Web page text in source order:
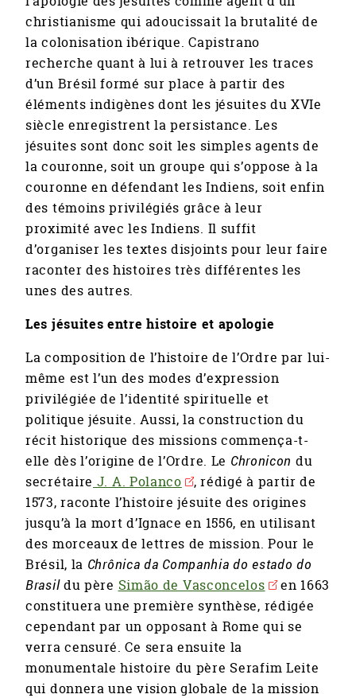
christianisme qui adoucissait la brutalité de
la colonisation ibérique. Capistrano
recherche quant à lui à retrouver les traces
d’un Brésil formé sur place à partir des
éléments indigènes dont les jésuites du XVIe
siècle enregistrent la persistance. Les
jésuites sont donc soit les simples agents de
la couronne, soit un groupe qui s’oppose à la
couronne en défendant les Indiens, soit enfin
des témoins privilégiés grâce à leur
proximité avec les Indiens. Il suffit
d’organiser les textes disjoints pour leur faire
raconter des histoires très différentes les
unes des autres.
Les jésuites entre histoire et apologie
La composition de l’histoire de l’Ordre par lui-
même est l’un des modes d’expression
privilégiée de l’identité spirituelle et
politique jésuite. Aussi, la construction du
récit historique des missions commença-t-
elle dès l’origine de l’Ordre. Le Chronicon du
secrétaire J. A. Polanco
, rédigé à partir de
1573, raconte l’histoire jésuite des origines
jusqu’à la mort d’Ignace en 1556, en utilisant
des morceaux de lettres de mission. Pour le
Brésil, la Chrônica da Companhia do estado do
Brasildu père Simão de Vasconcelos
en 1663
constituera une première synthèse, rédigée
cependant par un opposant à Rome qui se
verra censuré. Ce sera ensuite la
monumentale histoire du père Serafim Leite
qui donnera une vision globale de la mission